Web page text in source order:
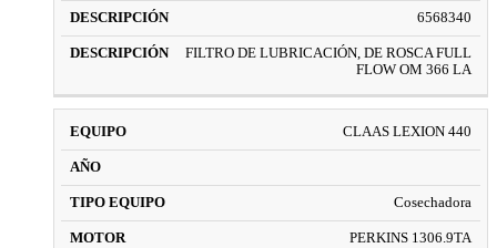
6568340
FILTRO DE LUBRICACIÓN, DE ROSCA FULL
FLOW OM 366 LA
CLAAS LEXION 440
Cosechadora
PERKINS 1306.9TA